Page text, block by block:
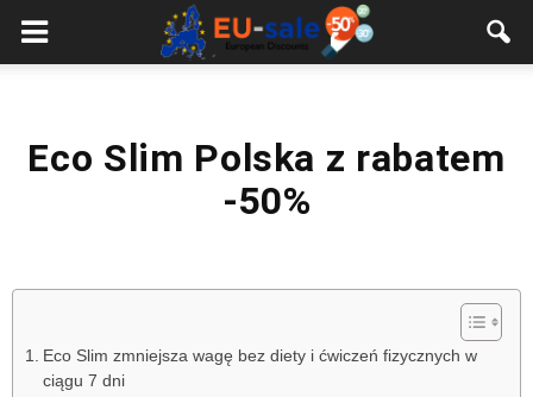
European
SaleEco Slim Polska z rabatem
-50%
Eco Slim zmniejsza wagę bez diety i ćwiczeń fizycznych w
ciągu 7 dni